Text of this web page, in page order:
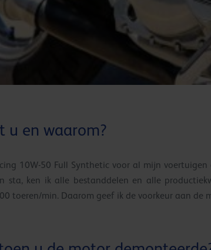
u en waarom?
10W-50 Full Synthetic voor al mijn
sta, ken ik alle bestanddelen en alle
toeren/min. Daarom geef ik de voorkeur aan de